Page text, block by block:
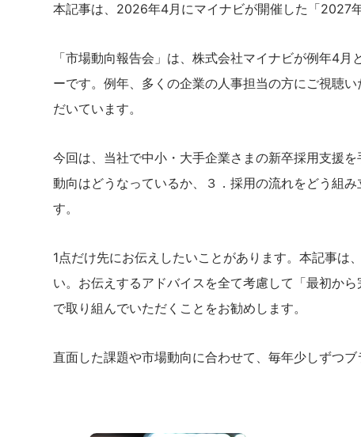
本記事は、2026年4月にマイナビが開催した「2027
「市場動向報告会」は、株式会社マイナビが例年4
ーです。例年、多くの企業の人事担当の方にご視聴
だいています。
今回は、当社で中小・大手企業さまの新卒採用支援
動向はどうなっているか、３．採用の流れをどう組
す。
1点だけ先にお伝えしたいことがあります。本記事は
い。お伝えするアドバイスを全て考慮して「最初か
で取り組んでいただくことをお勧めします。
直面した課題や市場動向に合わせて、毎年少しずつブ